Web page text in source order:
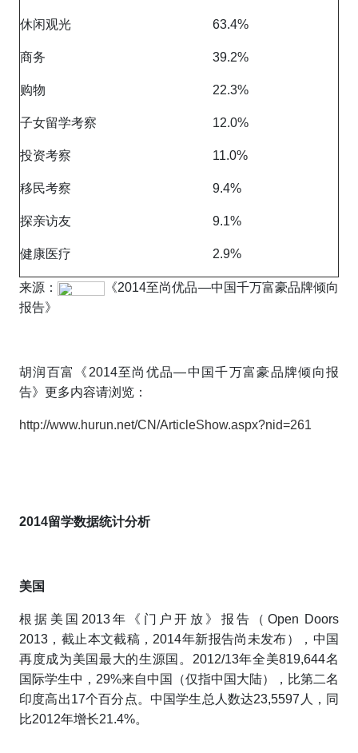
休闲观光 63.4%
商务 39.2%
购物 22.3%
子女留学考察 12.0%
投资考察 11.0%
移民考察 9.4%
探亲访友 9.1%
健康医疗 2.9%
来源：
《2014至尚优品—中国千万富豪品牌倾向
报告》
胡润百富《2014至尚优品—中国千万富豪品牌倾向报
告》更多内容请浏览 ：
http://www.hurun.net/CN/ArticleShow.aspx?nid=261
2014留学数据统计分析
美国
根据美国2013年《门户开放》报告（Open Doors
2013，截止本文截稿，2014年新报告尚未发布），中国
再度成为美国最大的生源国。2012/13年全美819,644名
国际学生中，29%来自中国（仅指中国大陆），比第二名
印度高出17个百分点。中国学生总人数达23,5597人，同
比2012年增长21.4%。